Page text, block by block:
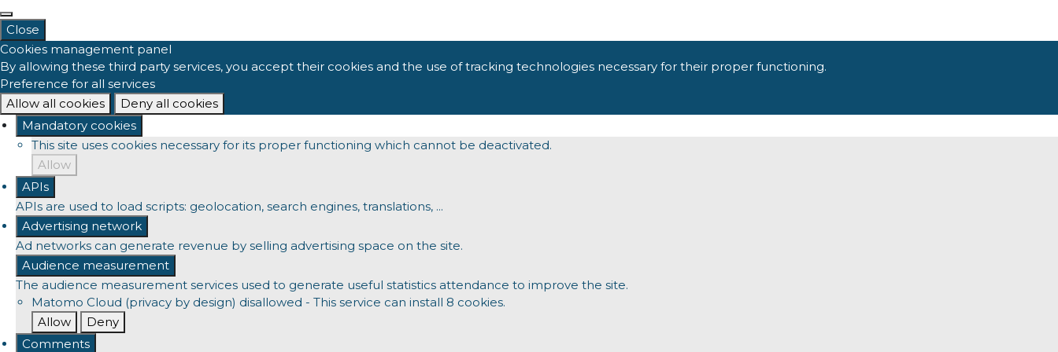
Close
Cookies management panel
By allowing these third party services, you accept their cookies and the use of tracking technologies necessary for their proper functioning.
Preference for all services
Allow all cookies
Deny all cookies
Mandatory cookies
This site uses cookies necessary for its proper functioning which cannot be deactivated.
Allow
APIs
APIs are used to load scripts: geolocation, search engines, translations, ...
Advertising network
Ad networks can generate revenue by selling advertising space on the site.
Audience measurement
The audience measurement services used to generate useful statistics attendance to improve the site.
Matomo Cloud (privacy by design) disallowed - This service can install 8 cookies.
Allow
Deny
Comments